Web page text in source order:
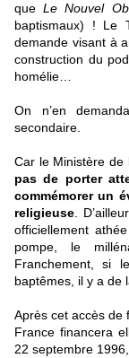
queLe Nouvel
baptismaux) ! Le
demande visant à
construction du
homélie…
On n’en
secondaire.
Car le Ministère de
pas de porter
commémorer un
religieuse .
officiellement
pompe, le
Franchement, si
baptêmes, il y a de
Après cet accès de
France financera
22 septembre